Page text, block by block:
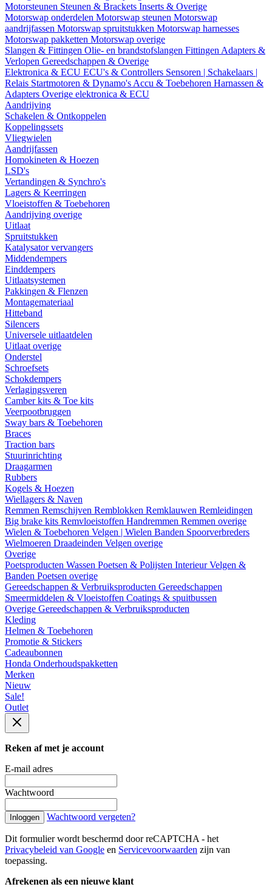
Motorsteunen Steunen & Brackets Inserts & Overige
Motorswap onderdelen Motorswap steunen Motorswap
aandrijfassen Motorswap spruitstukken Motorswap harnesses
Motorswap pakketten Motorswap overige
Slangen & Fittingen Olie- en brandstofslangen Fittingen Adapters &
Verlopen Gereedschappen & Overige
Elektronica & ECU ECU's & Controllers Sensoren | Schakelaars |
Relais Startmotoren & Dynamo's Accu & Toebehoren Harnassen &
Adapters Overige elektronica & ECU
Aandrijving
Schakelen & Ontkoppelen
Koppelingssets
Vliegwielen
Aandrijfassen
Homokineten & Hoezen
LSD's
Vertandingen & Synchro's
Lagers & Keerringen
Vloeistoffen & Toebehoren
Aandrijving overige
Uitlaat
Spruitstukken
Katalysator vervangers
Middendempers
Einddempers
Uitlaatsystemen
Pakkingen & Flenzen
Montagemateriaal
Hitteband
Silencers
Universele uitlaatdelen
Uitlaat overige
Onderstel
Schroefsets
Schokdempers
Verlagingsveren
Camber kits & Toe kits
Veerpootbruggen
Sway bars & Toebehoren
Braces
Traction bars
Stuurinrichting
Draagarmen
Rubbers
Kogels & Hoezen
Wiellagers & Naven
Remmen Remschijven Remblokken Remklauwen Remleidingen
Big brake kits Remvloeistoffen Handremmen Remmen overige
Wielen & Toebehoren Velgen | Wielen Banden Spoorverbreders
Wielmoeren Draadeinden Velgen overige
Overige
Poetsproducten Wassen Poetsen & Polijsten InterieurVelgen &
Banden Poetsen overige
Gereedschappen & Verbruiksproducten Gereedschappen
Smeermiddelen & Vloeistoffen Coatings & spuitbussen
Overige Gereedschappen & Verbruiksproducten
Kleding
Helmen & Toebehoren
Promotie & Stickers
Cadeaubonnen
Honda Onderhoudspakketten
Merken
Nieuw
Sale!
Outlet
Reken af met je account
E-mail adres
Wachtwoord
Inloggen Wachtwoord vergeten?
Dit formulier wordt beschermd door reCAPTCHA - het
Privacybeleid van Google en Servicevoorwaarden zijn van
toepassing.
Afrekenen als een nieuwe klant